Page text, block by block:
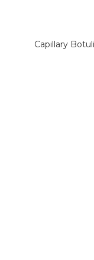
Capillary